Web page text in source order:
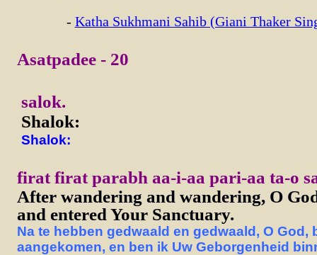
- Katha Sukhmani Sahib (Giani Thaker
Asatpadee - 20
salok.
Shalok:
Shalok:
firat firat parabh aa-i-aa pari-aa ta-o
After wandering and wandering, O
and entered Your Sanctuary.
Na te hebben gedwaald en gedwaald, O God,
aangekomen, en ben ik Uw Geborgenheid